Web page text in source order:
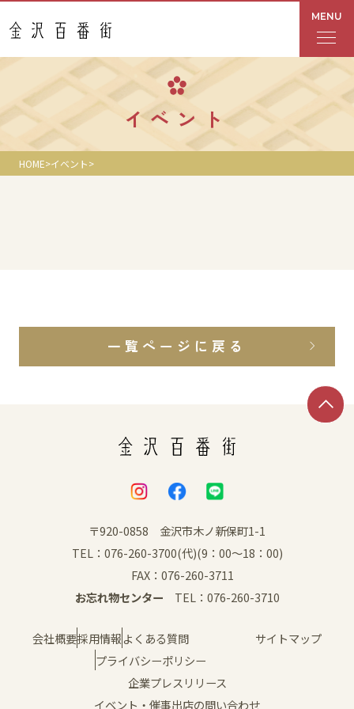
MENU
フロアガイド
あんと
Rinto
ショップニュース
アクセス・パーキング
スタッフ募集
百番街くらぶ
イベント
HOME イベント
一覧ページに戻る
〒920-0858 金沢市木ノ新保町1-1
TEL：076-260-3700(代)(9：00～18：00)
FAX：076-260-3711
お忘れ物センター TEL：076-260-3710
会社概要採用情報よくある質問
サイトマップ
プライバシーポリシー
企業プレスリリース
イベント・催事出店の問い合わせ